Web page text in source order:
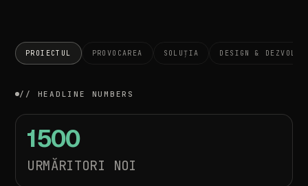
PROIECTUL PROVOCAREA SOLUȚIA DESIGN &
// HEADLINE NUMBERS
1500
URMĂRITORI NOI